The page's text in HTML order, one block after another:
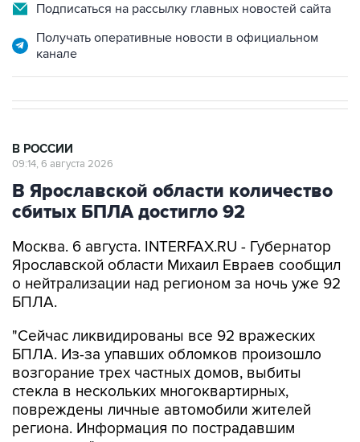
Подписаться на рассылку главных новостей сайта
Получать оперативные новости в официальном
канале
В РОССИИ
09:14, 6 августа 2026
В Ярославской области количество
сбитых БПЛА достигло 92
Москва. 6 августа. INTERFAX.RU - Губернатор
Ярославской области Михаил Евраев сообщил
о нейтрализации над регионом за ночь уже 92
БПЛА.
"Сейчас ликвидированы все 92 вражеских
БПЛА. Из-за упавших обломков произошло
возгорание трех частных домов, выбиты
стекла в нескольких многоквартирных,
повреждены личные автомобили жителей
региона. Информация по пострадавшим